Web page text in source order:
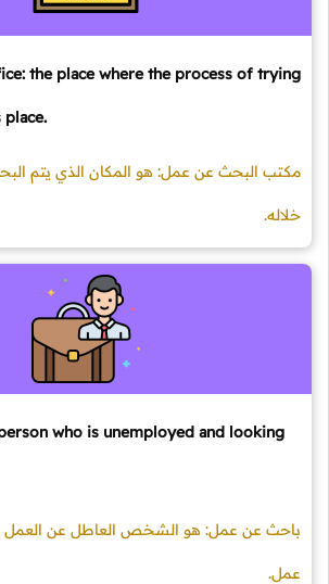
the place where the process of trying
مكتب البحث عن عمل: هو المكان الذي يتم
خلاله.
who is unemployed and looking
باحث عن عمل: هو الشخص العاطل عن العمل
عمل.